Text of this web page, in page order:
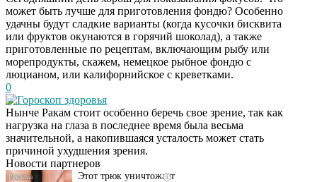
может быть лучше для приготовления фондю? Особенно
удачны будут сладкие варианты (когда кусочки бисквита
или фруктов окунаются в горячий шоколад), а также
приготовленные по рецептам, включающим рыбу или
морепродукты, скажем, немецкое рыбное фондю с
люцианом, или калифорнийское с креветками.
0
Гороскоп здоровья
Нынче Ракам стоит особенно беречь свое зрение, так как
нагрузка на глаза в последнее время была весьма
значительной, а накопившаяся усталость может стать
причиной ухудшения зрения.
Новости партнеров
Даже самый
запущенный грибок
исчезнет с корнем,
если перед сном…
i
Этот трюк уничтожает